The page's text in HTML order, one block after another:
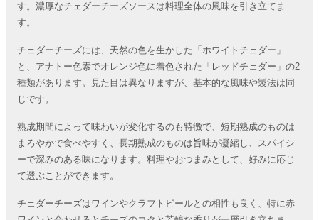
す。濃厚なチェダーチーズソースは料理全体の風味を引き立てま
す。
チェダーチーズには、天然の色を生かした「ホワイトチェダー」
と、アナトー色素でオレンジ色に着色された「レッドチェダー」の2
種類があります。見た目は異なりますが、基本的な風味や製法は同
じです。
熟成期間によって味わいが変化するのも特徴で、短期熟成のものは
まろやかで食べやすく、長期熟成のものは旨味が凝縮し、スパイシ
ーで深みのある味になります。料理やおつまみとして、好みに応じ
て選ぶことができます。
チェダーチーズはワインやクラフトビールとの相性も良く、特に赤